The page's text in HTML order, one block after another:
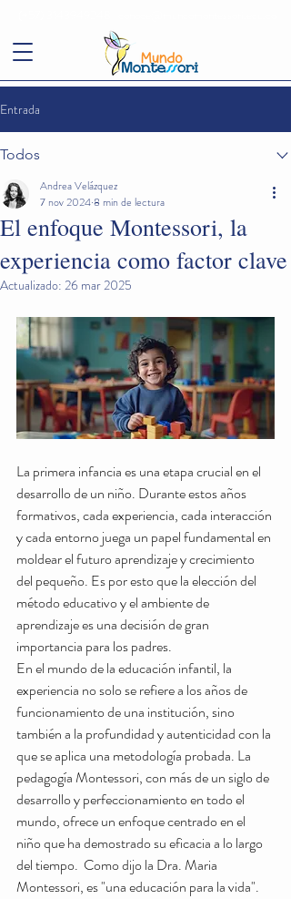
Entrada
Todos
El enfoque Montessori, la
experiencia como factor clave
Andrea Velázquez
7 nov 20248 min de lectura
Actualizado: 26 mar 2025
La primera infancia es una etapa crucial en el
desarrollo de un niño. Durante estos años
formativos, cada experiencia, cada interacción
y cada entorno juega un papel fundamental en
moldear el futuro aprendizaje y crecimiento
del pequeño. Es por esto que la elección del
método educativo y el ambiente de
aprendizaje es una decisión de gran
importancia para los padres.
En el mundo de la educación infantil, la
experiencia no solo se refiere a los años de
funcionamiento de una institución, sino
también a la profundidad y autenticidad con la
que se aplica una metodología probada. La
pedagogía Montessori, con más de un siglo de
desarrollo y perfeccionamiento en todo el
mundo, ofrece un enfoque centrado en el
niño que ha demostrado su eficacia a lo largo
del tiempo.  Como dijo la Dra. Maria
Montessori, es "una educación para la vida".